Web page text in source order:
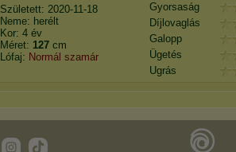
Született: 2020-11-18
Neme: herélt
Kor: 4 év
Méret: 127 cm
Lófaj: Normál szamár
Gyorsaság
Díjlovaglás
Galopp
Ügetés
Ugrás